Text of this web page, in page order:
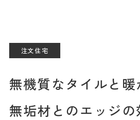
イベント情報 資料請求
注文住宅
無機質なタイルと暖
無垢材とのエッジ